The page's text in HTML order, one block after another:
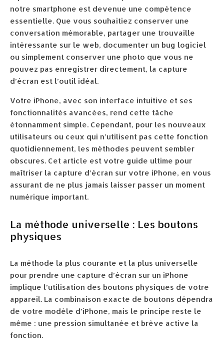
notre smartphone est devenue une compétence
essentielle. Que vous souhaitiez conserver une
conversation mémorable, partager une trouvaille
intéressante sur le web, documenter un bug logiciel
ou simplement conserver une photo que vous ne
pouvez pas enregistrer directement, la capture
d’écran est l’outil idéal.
Votre iPhone, avec son interface intuitive et ses
fonctionnalités avancées, rend cette tâche
étonnamment simple. Cependant, pour les nouveaux
utilisateurs ou ceux qui n’utilisent pas cette fonction
quotidiennement, les méthodes peuvent sembler
obscures. Cet article est votre guide ultime pour
maîtriser la capture d’écran sur votre iPhone, en vous
assurant de ne plus jamais laisser passer un moment
numérique important.
La méthode universelle : Les boutons
physiques
La méthode la plus courante et la plus universelle
pour prendre une capture d’écran sur un iPhone
implique l’utilisation des boutons physiques de votre
appareil. La combinaison exacte de boutons dépendra
de votre modèle d’iPhone, mais le principe reste le
même : une pression simultanée et brève active la
fonction.